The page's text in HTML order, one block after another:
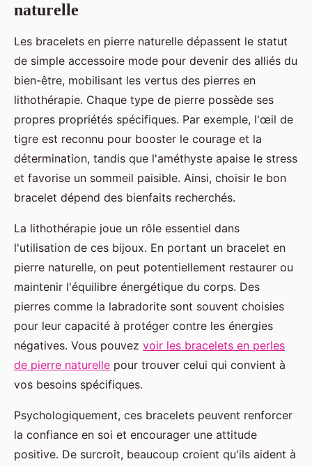
naturelle
Les bracelets en pierre naturelle dépassent le statut
de simple accessoire mode pour devenir des alliés du
bien-être, mobilisant les vertus des pierres en
lithothérapie. Chaque type de pierre possède ses
propres propriétés spécifiques. Par exemple, l'œil de
tigre est reconnu pour booster le courage et la
détermination, tandis que l'améthyste apaise le stress
et favorise un sommeil paisible. Ainsi, choisir le bon
bracelet dépend des bienfaits recherchés.
La lithothérapie joue un rôle essentiel dans
l'utilisation de ces bijoux. En portant un bracelet en
pierre naturelle, on peut potentiellement restaurer ou
maintenir l'équilibre énergétique du corps. Des
pierres comme la labradorite sont souvent choisies
pour leur capacité à protéger contre les énergies
négatives. Vous pouvez voir les bracelets en perles
de pierre naturelle pour trouver celui qui convient à
vos besoins spécifiques.
Psychologiquement, ces bracelets peuvent renforcer
la confiance en soi et encourager une attitude
positive. De surcroît, beaucoup croient qu'ils aident à